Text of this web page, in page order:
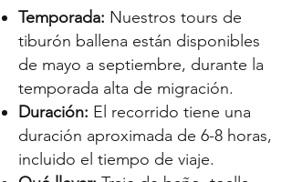
Temporada: Nuestros tours de
tiburón ballena están disponibles
de mayo a septiembre, durante la
temporada alta de migración.
Duración: El recorrido tiene una
duración aproximada de 6-8 horas,
incluido el tiempo de viaje.